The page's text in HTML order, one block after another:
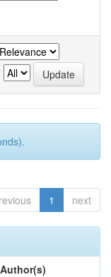
1 next
Author(s)